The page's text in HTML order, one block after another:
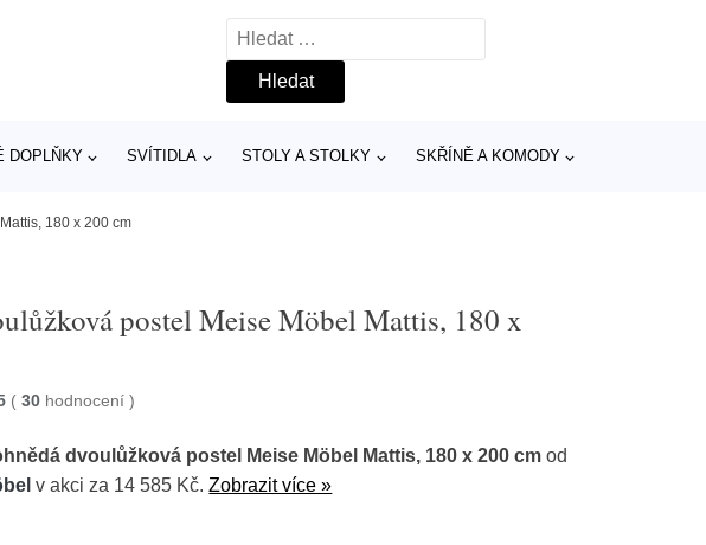
Vyhledávání
DOPLŇKY SVÍTIDLA STOLY A STOLKY SKŘÍNĚ A KOMODY
180 x 200 cm
postel Meise Möbel Mattis, 180 x
( 30 hodnocení)
dvoulůžková postel Meise Möbel Mattis, 180 x 200 cm od
v akci za 14 585 Kč.Zobrazit více »